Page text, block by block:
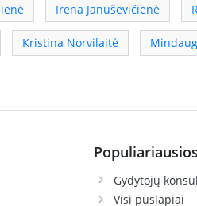
Irena Januševičienė
Kristina Norvilaitė
Populiariausios
Gydytojų
Visi puslapiai